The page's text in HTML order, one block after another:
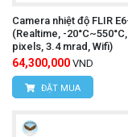
Địa chỉ:Số
Xuân Đỉnh,
Nam
Camera nhiệt độ FLIR
(Realtime, -
pixels, 3.4 mrad, Wifi)
64,300,000 VND
ĐẶT MUA